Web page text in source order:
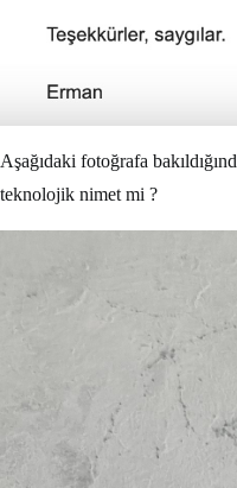
Aşağıdaki fotoğrafa
teknolojik nimet mi ?